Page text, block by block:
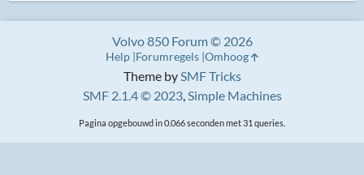
Theme bySMF Tricks
SMF 2.1.4 © 2023,Simple Machines
Volvo 850 Forum © 2026
Help Forumregels Omhoog
Pagina opgebouwd in 0.066 seconden met 31 queries.